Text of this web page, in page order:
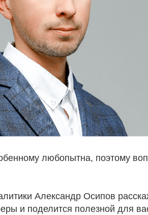
любопытна, поэтому
Александр Осипов
и поделится полезной для